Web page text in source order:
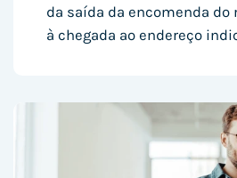
da saída da encomenda do
à chegada ao endereço